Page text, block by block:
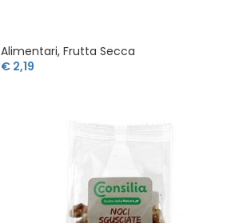
Alimentari, Frutta Secca
€2,19